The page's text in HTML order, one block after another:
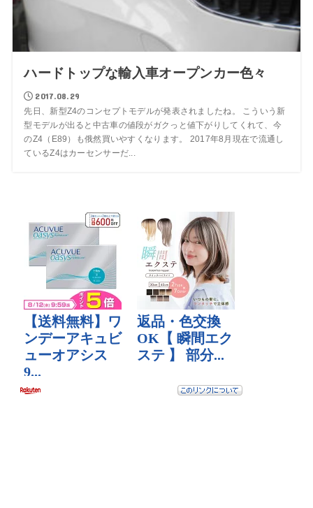
ハードトップな輸入車オープンカー色々
2017.08.29
先日、新型Z4のコンセプトモデルが発表されましたね。 こういう新
型モデルが出ると中古車の値段がガクっと値下がりしてくれて、今
のZ4（E89）も俄然買いやすくなります。 2017年8月現在で流通し
ているZ4はカーセンサーだ...